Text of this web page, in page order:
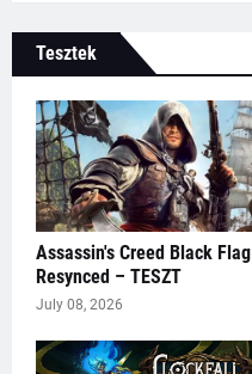
Tesztek
Assassin's Creed Black Flag
Resynced – TESZT
July 08, 2026